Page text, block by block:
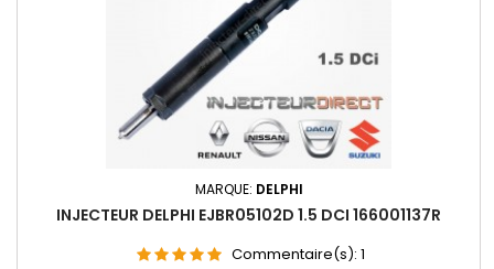
MARQUE: DELPHI
INJECTEUR DELPHI EJBR05102D 1.5 DCI 166001137R
Commentaire(s): 1